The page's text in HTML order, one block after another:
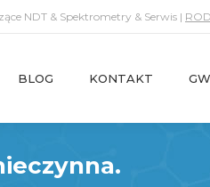
NDT & Spektrometry & Serwis |
BLOG KONTAKT